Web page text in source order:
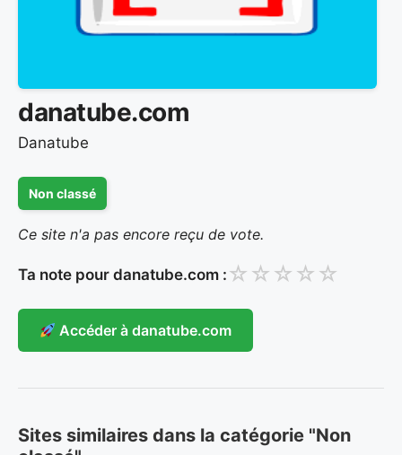
danatube.com
Danatube
Non classé
Ce site n'a pas encore reçu de vote.
Ta note pour danatube.com : ☆ ☆ ☆ ☆ ☆
Accéder à danatube.com
Sites similaires dans la catégorie "Non